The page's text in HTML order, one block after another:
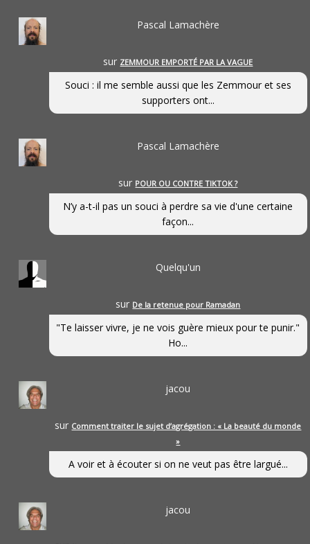
Pascal Lamachère
sur ZEMMOUR EMPORTÉ PAR LA VAGUE
Souci : il me semble aussi que les Zemmour et ses
supporters ont...
Pascal Lamachère
sur POUR OU CONTRE TIKTOK ?
N’y a-t-il pas un souci à perdre sa vie d'une certaine
façon...
Quelqu'un
sur De la retenue pour Ramadan
"Te laisser vivre, je ne vois guère mieux pour te punir."
Ho...
jacou
sur Comment traiter le sujet d’agrégation : « La beauté du monde
»
A voir et à écouter si on ne veut pas être largué...
jacou